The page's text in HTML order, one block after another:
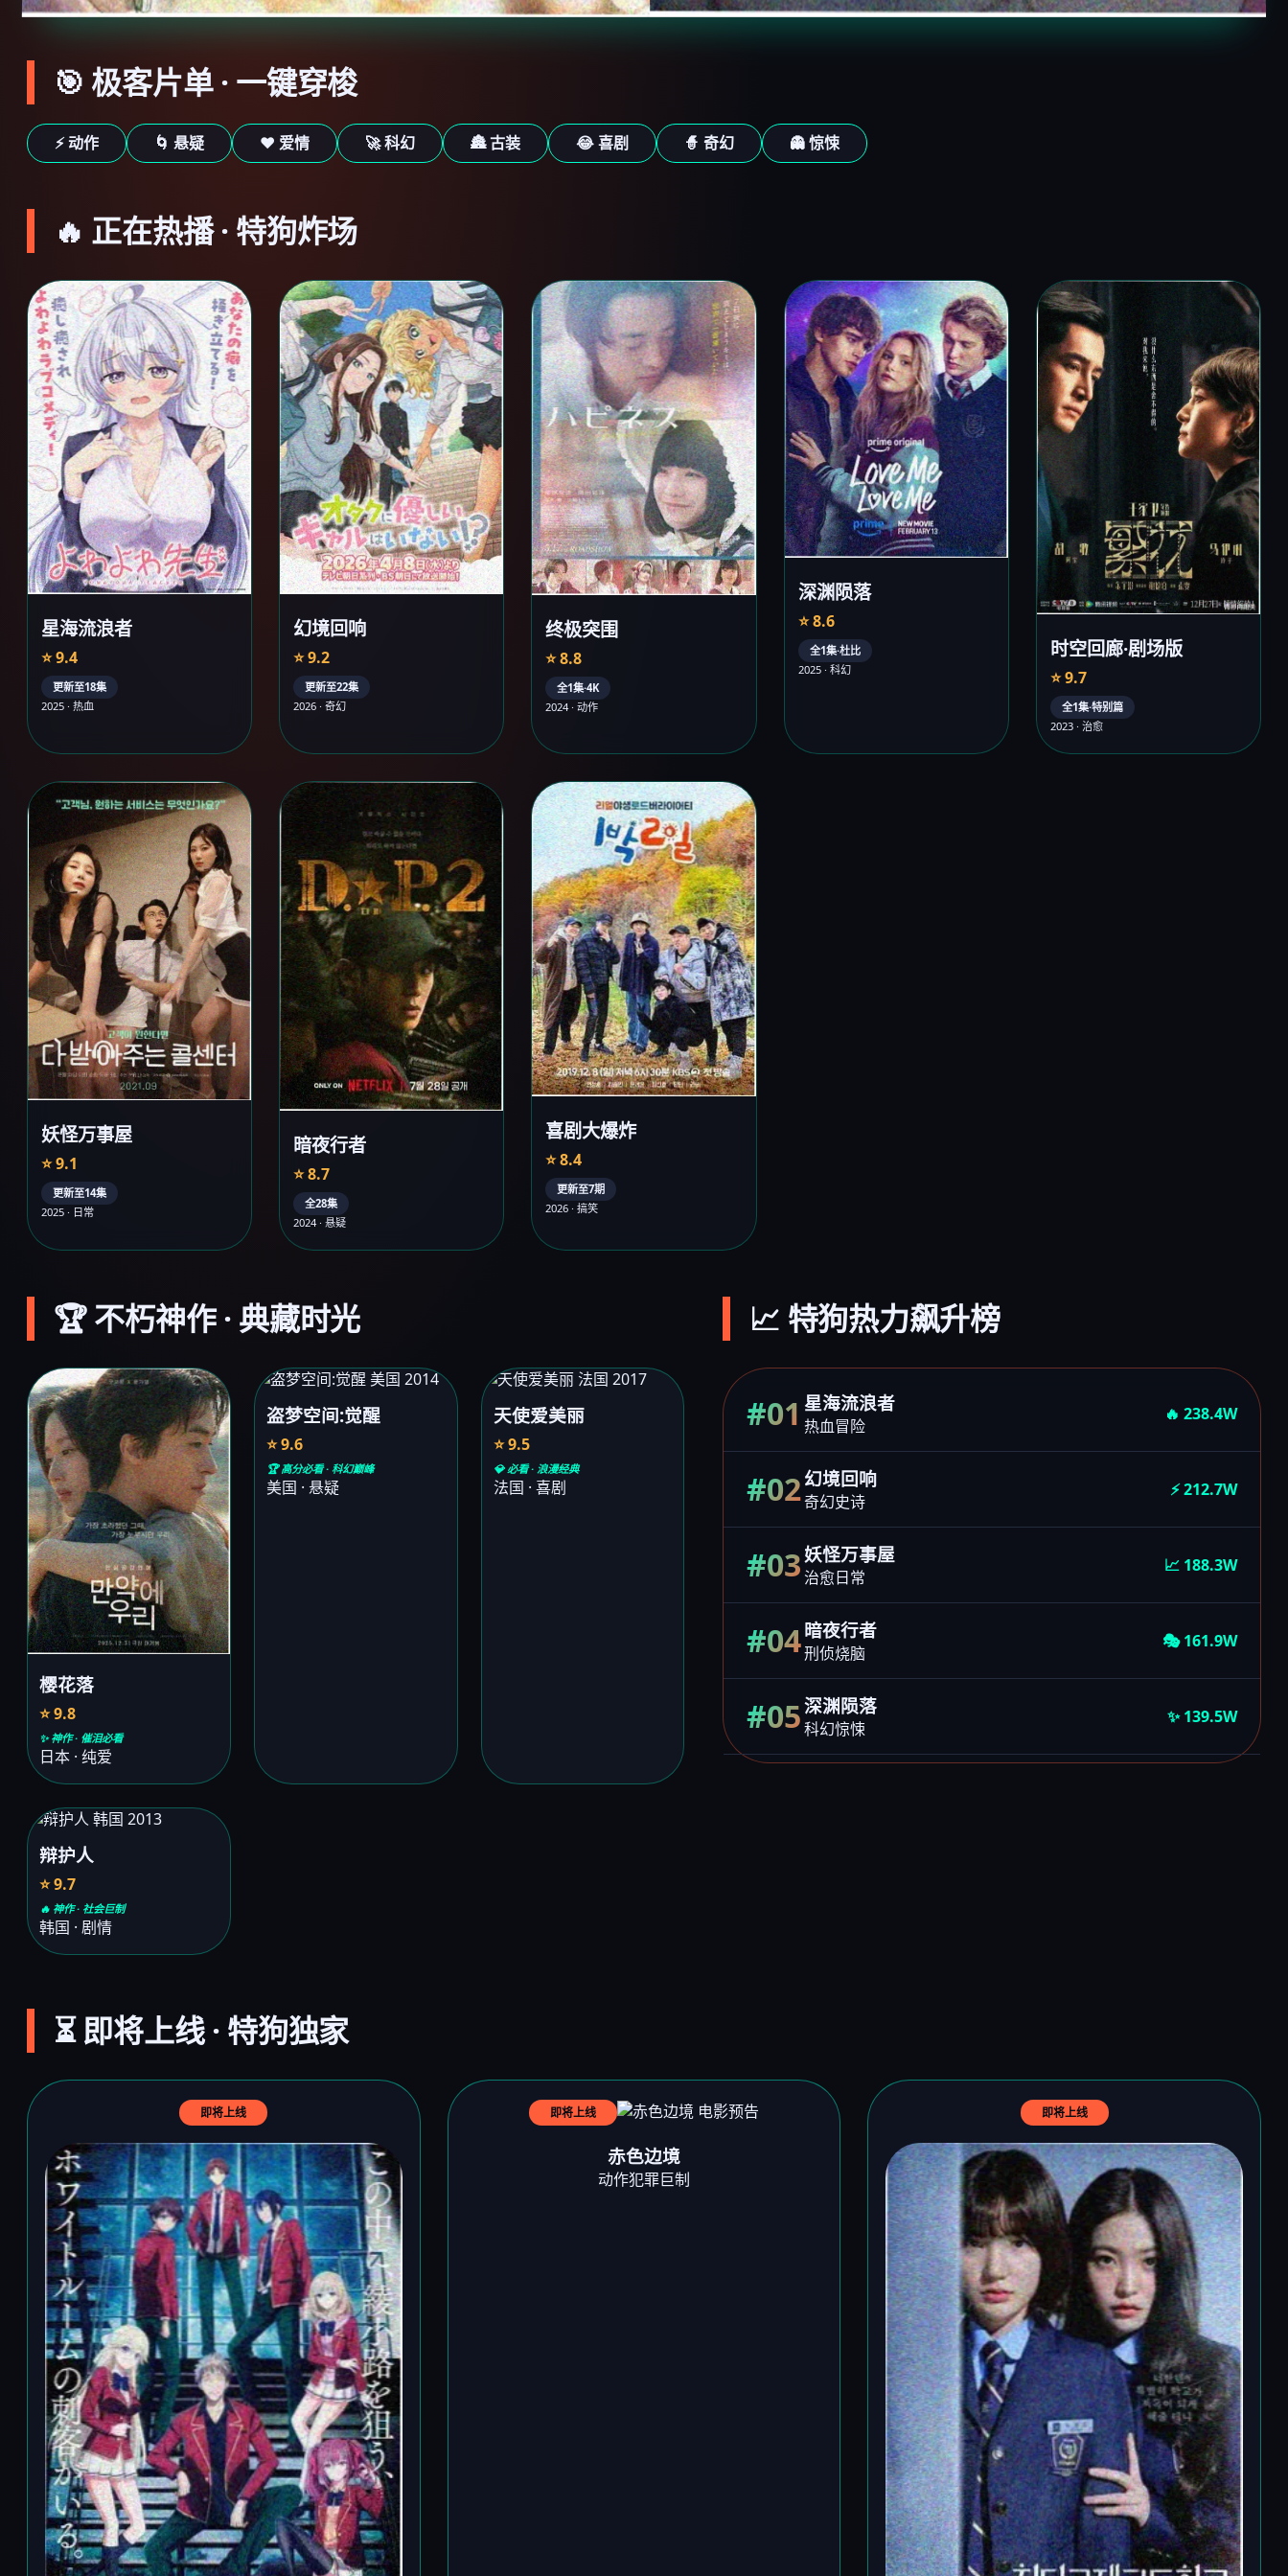
🎯 极客片单 · 一键穿梭
⚡ 动作 🌀 悬疑 ❤️ 爱情 🚀 科幻 🏯 古装 😂 喜剧 🧙 奇幻 👻 惊悚
🔥 正在热播 · 特狗炸场
星海流浪者
⭐ 9.4
更新至18集
2025 · 热血
幻境回响
⭐ 9.2
更新至22集
2026 · 奇幻
终极突围
⭐ 8.8
全1集·4K
2024 · 动作
深渊陨落
⭐ 8.6
全1集·杜比
2025 · 科幻
时空回廊·剧场版
⭐ 9.7
全1集·特别篇
2023 · 治愈
妖怪万事屋
⭐ 9.1
更新至14集
2025 · 日常
暗夜行者
⭐ 8.7
全28集
2024 · 悬疑
喜剧大爆炸
⭐ 8.4
更新至7期
2026 · 搞笑
🏆 不朽神作 · 典藏时光
樱花落
⭐ 9.8
✨ 神作 · 催泪必看
日本 · 纯爱
盗梦空间:觉醒
⭐ 9.6
🏆 高分必看 · 科幻巅峰
美国 · 悬疑
天使爱美丽
⭐ 9.5
💎 必看 · 浪漫经典
法国 · 喜剧
辩护人
⭐ 9.7
🔥 神作 · 社会巨制
韩国 · 剧情
📈 特狗热力飙升榜
#01 星海流浪者
热血冒险
🔥 238.4W
#02幻境回响
奇幻史诗
⚡ 212.7W
#03 妖怪万事屋
治愈日常
📈 188.3W
#04暗夜行者
刑侦烧脑
🎭 161.9W
#05深渊陨落
科幻惊悚
✨ 139.5W
⏳ 即将上线 · 特狗独家
即将上线 即将上线
赤色边境
动作犯罪巨制
即将上线